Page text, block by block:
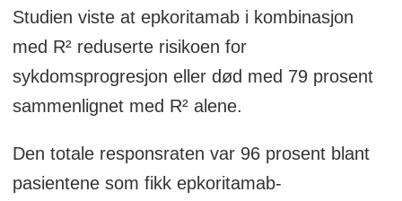
Studien viste at epkoritamab i kombinasjon
med R² reduserte risikoen for
sykdomsprogresjon eller død med 79 prosent
sammenlignet med R² alene.
Den totale responsraten var 96 prosent blant
pasientene som fikk epkoritamab-